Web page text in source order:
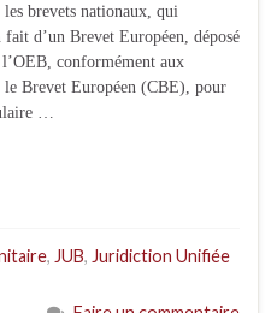
brevets nationaux, qui
d’un Brevet Européen, déposé
conformément aux
Brevet Européen (CBE), pour
…
, JUB, Juridiction Unifiée